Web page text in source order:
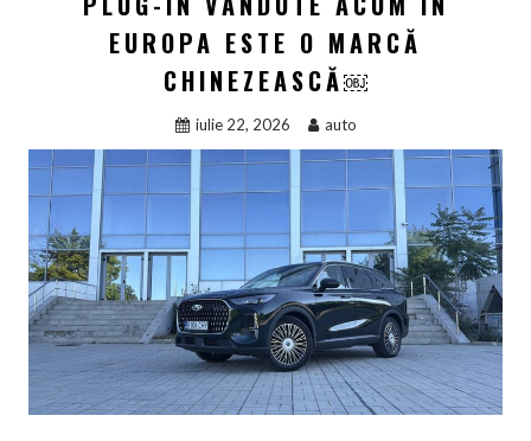
EUROPA ESTE O MARCĂ
CHINEZEASCĂ￼
iulie 22, 2026 auto